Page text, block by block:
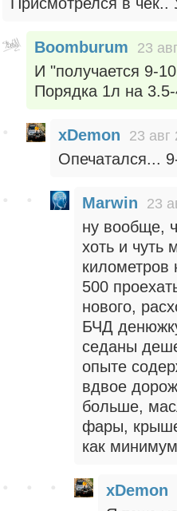
Boomburum 23
И "получается 9-
Порядка 1л на
xDemon 23 авг
Опечатался...
Marwin 23
ну вообще,
хоть и чуть
500
нового,
БЧД
седаны
опыте
вдвое
больше,
фары,
как
xDemon